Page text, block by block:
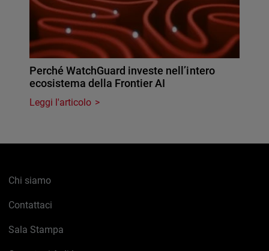
Perché WatchGuard investe nell’intero
ecosistema della Frontier AI
Leggi l'articolo
Chi siamo
Contattaci
Sala Stampa